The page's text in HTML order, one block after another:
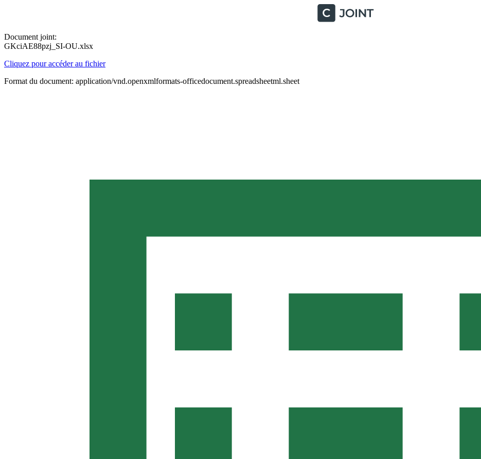
Document joint:
GKciAE88pzj_SI-OU.xlsx
Cliquez pour accéder au fichier
Format du document: application/vnd.openxmlformats-officedocument.spreadsheetml.sheet